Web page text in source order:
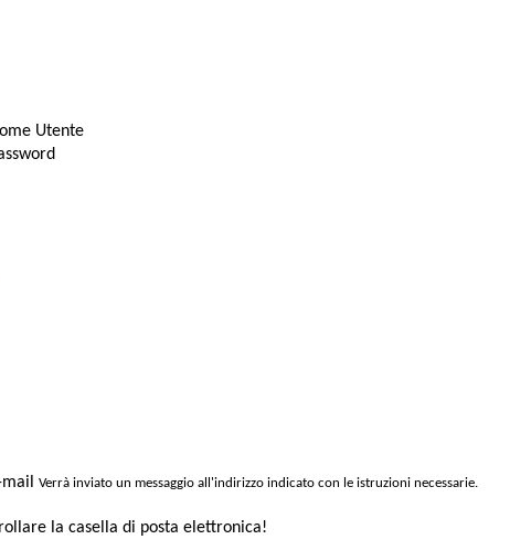
Utente
mail Verrà inviato un messaggio all'indirizzo indicato con le istruzioni necessarie.
la casella di posta elettronica!